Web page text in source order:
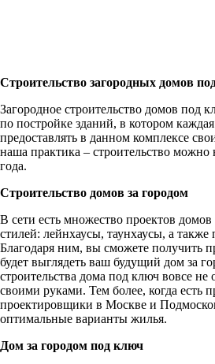
Строительство загородных домов
Загородное строительство домов под
по постройке зданий, в котором
предоставлять в данном комплексе
наша практика – строительство можно
года.
Строительство домов за городом
В сети есть множество проектов
стилей: лейнхаусы, таунхаусы, а также
Благодаря ним, вы сможете получить
будет выглядеть ваш будущий дом за
строительства дома под ключ вовсе не
своими руками. Тем более, когда есть
проектировщики в Москве и
оптимальные варианты жилья.
Дом за городом под ключ